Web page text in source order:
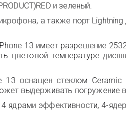
и зеленый.
а также порт
13 имеет разрешение
цветовой температуре
оснащен стеклом Ceramic
выдерживать погружение
ядрами эффективности, 4-